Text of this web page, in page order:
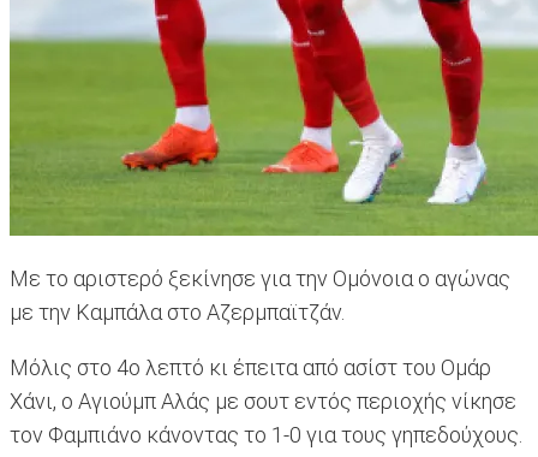
Με το αριστερό ξεκίνησε για την Ομόνοια ο αγώνας
με την Καμπάλα στο Αζερμπαϊτζάν.
Μόλις στο 4ο λεπτό κι έπειτα από ασίστ του Ομάρ
Χάνι, ο Αγιούμπ Αλάς με σουτ εντός περιοχής νίκησε
τον Φαμπιάνο κάνοντας το 1-0 για τους γηπεδούχους.